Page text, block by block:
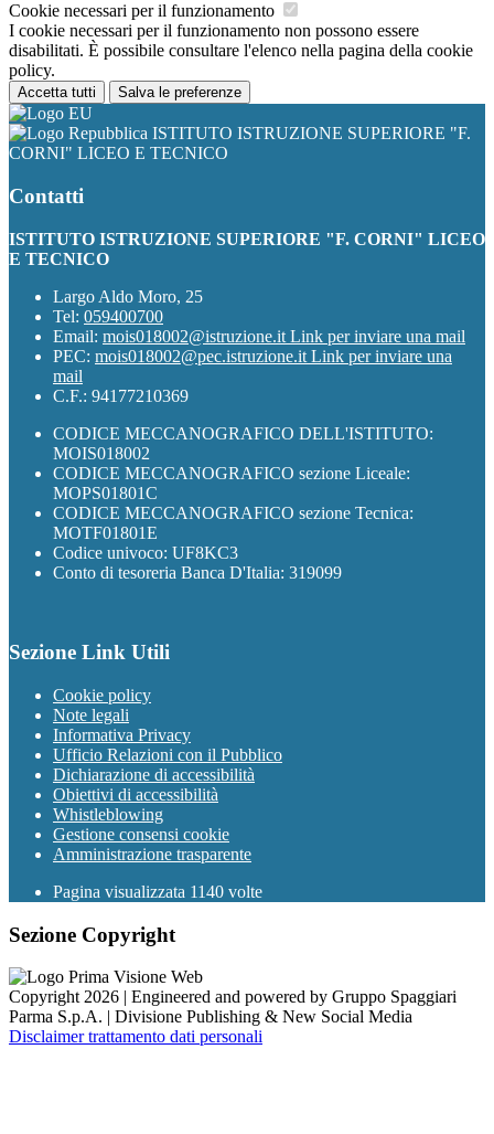
Cookie necessari per il funzionamento
I cookie necessari per il funzionamento non possono essere
disabilitati. È possibile consultare l'elenco nella pagina della cookie
policy.
Accetta tutti Salva le preferenze
ISTITUTO ISTRUZIONE SUPERIORE "F.
CORNI" LICEO E TECNICO
Contatti
ISTITUTO ISTRUZIONE SUPERIORE "F. CORNI" LICEO
E TECNICO
Largo Aldo Moro, 25
Tel: 059400700
Email: mois018002@istruzione.it Link per inviare una mail
PEC: mois018002@pec.istruzione.it Link per inviare una
mail
C.F.: 94177210369
CODICE MECCANOGRAFICO DELL'ISTITUTO:
MOIS018002
CODICE MECCANOGRAFICO sezione Liceale:
MOPS01801C
CODICE MECCANOGRAFICO sezione Tecnica:
MOTF01801E
Codice univoco: UF8KC3
Conto di tesoreria Banca D'Italia: 319099
Sezione Link Utili
Cookie policy
Note legali
Informativa Privacy
Ufficio Relazioni con il Pubblico
Dichiarazione di accessibilità
Obiettivi di accessibilità
Whistleblowing
Gestione consensi cookie
Amministrazione trasparente
Pagina visualizzata 1140 volte
Sezione Copyright
Copyright 2026 | Engineered and powered by Gruppo Spaggiari
Parma S.p.A. | Divisione Publishing & New Social Media
Disclaimer trattamento dati personali